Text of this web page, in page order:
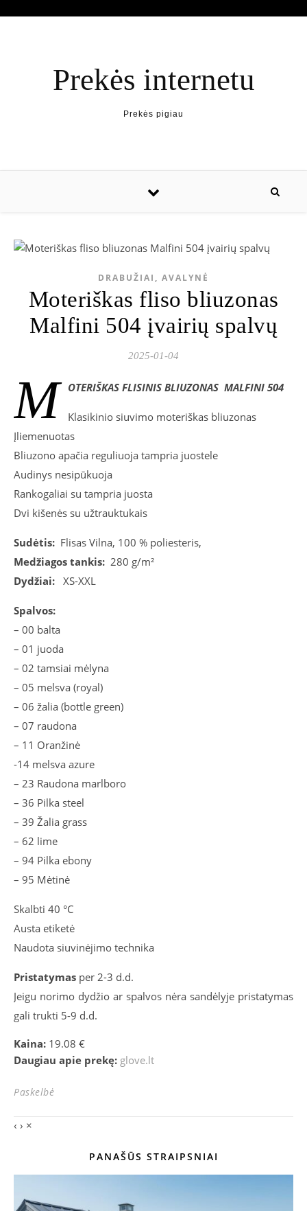
Prekės internetu
Prekės pigiau
DRABUŽIAI, AVALYNĖ
Moteriškas fliso bliuzonas
Malfini 504 įvairių spalvų
2025-01-04
M OTERIŠKAS FLISINIS BLIUZONAS MALFINI 504
Klasikinio siuvimo moteriškas bliuzonas
Įliemenuotas
Bliuzono apačia reguliuoja tampria juostele
Audinys nesipūkuoja
Rankogaliai su tampria juosta
Dvi kišenės su užtrauktukais
Sudėtis: Flisas Vilna, 100 % poliesteris,
Medžiagos tankis: 280 g/m²
Dydžiai: XS-XXL
Spalvos:
– 00 balta
– 01 juoda
– 02 tamsiai mėlyna
– 05 melsva (royal)
– 06 žalia (bottle green)
– 07 raudona
– 11 Oranžinė
-14 melsva azure
– 23 Raudona marlboro
– 36 Pilka steel
– 39 Žalia grass
– 62 lime
– 94 Pilka ebony
– 95 Mėtinė
Skalbti 40 °C
Austa etiketė
Naudota siuvinėjimo technika
Pristatymas per 2-3 d.d.
Jeigu norimo dydžio ar spalvos nėra sandėlyje pristatymas
gali trukti 5-9 d.d.
Kaina: 19.08 €
Daugiau apie prekę: glove.lt
Paskelbė
‹ › ×
PANAŠŪS STRAIPSNIAI